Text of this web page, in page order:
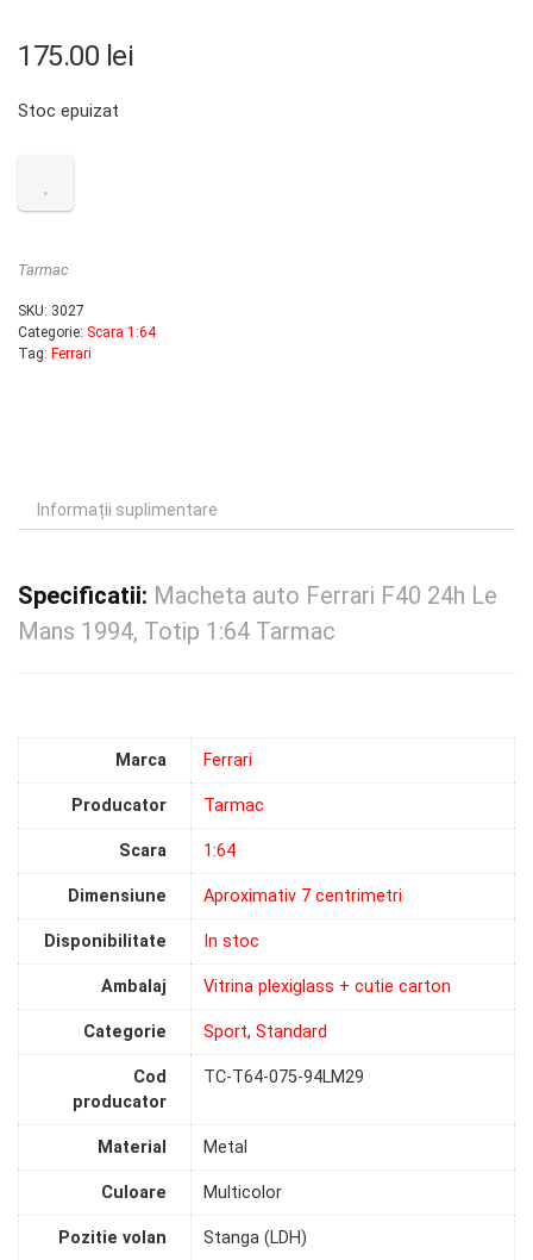
175.00 lei
Stoc epuizat
Tarmac
SKU: 3027
Categorie: Scara 1:64
Tag: Ferrari
Informații suplimentare
Specificatii: Macheta auto Ferrari F40 24h Le
Mans 1994, Totip 1:64 Tarmac
Marca Ferrari
Producator Tarmac
Scara 1:64
Dimensiune Aproximativ 7 centrimetri
Disponibilitate In stoc
Ambalaj Vitrina plexiglass + cutie carton
Categorie Sport, Standard
Cod
producator
TC-T64-075-94LM29
Material Metal
Culoare Multicolor
Pozitie volan Stanga (LDH)